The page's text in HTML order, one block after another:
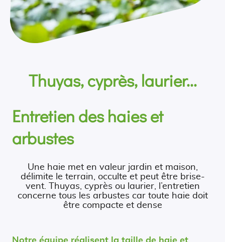
Thuyas, cyprès, laurier...
Entretien des haies et
arbustes
Une haie met en valeur jardin et maison,
délimite le terrain, occulte et peut être brise-
vent. Thuyas, cyprès ou laurier, l’entretien
concerne tous les arbustes car toute haie doit
être compacte et dense